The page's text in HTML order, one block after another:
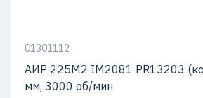
01301112
АИР 225М2 IM2081 PR13203
мм, 3000 об/мин